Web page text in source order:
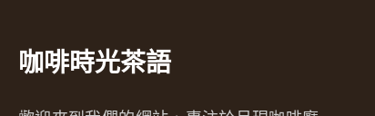
咖啡時光茶語